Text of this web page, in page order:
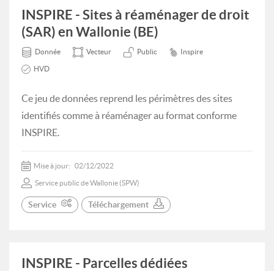
INSPIRE - Sites à réaménager de droit
(SAR) en Wallonie (BE)
Donnée Vecteur Public Inspire
HVD
Ce jeu de données reprend les périmètres des sites
identifiés comme à réaménager au format conforme
INSPIRE.
Mise à jour: 02/12/2022
Service public de Wallonie (SPW)
Service Téléchargement
INSPIRE - Parcelles dédiées